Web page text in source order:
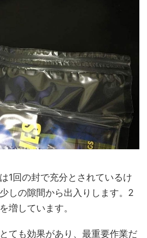
1回の封で充分とされているけ
しの隙間から出入りします。2
増しています。
ても効果があり、最重要作業だ